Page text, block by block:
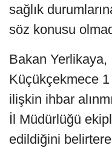
sağlık
söz konusu
Bakan
Küçükçekmece
ilişkin ihbar
İl Müdürlüğü
edildiğini